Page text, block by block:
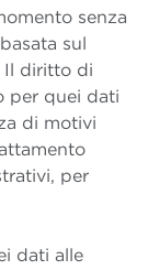
senza
sul
Il diritto di
per quei dati
di motivi
per
dati alle